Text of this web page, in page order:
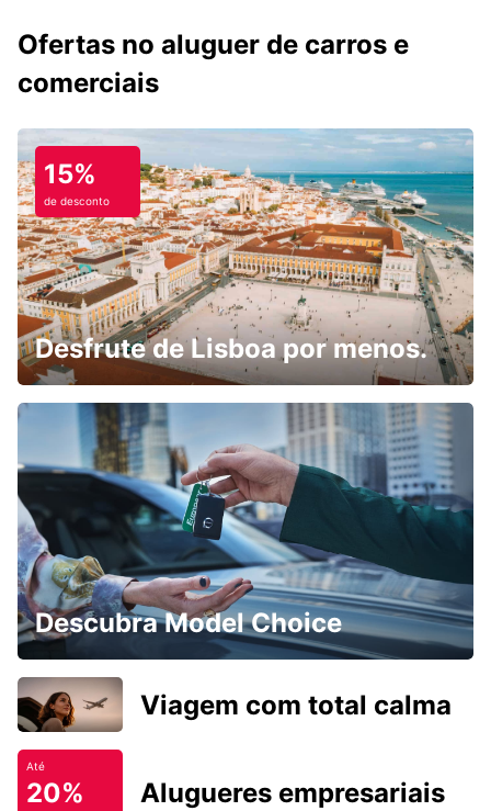
Ofertas no aluguer de carros e
comerciais
15%
de desconto
Desfrute de Lisboa por menos.
Descubra Model Choice
Viagem com total calma
Até
20% Alugueres empresariais